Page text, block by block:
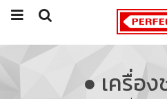
● เครื่อง